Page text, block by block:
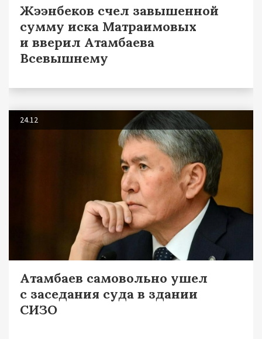
Жээнбеков счел завышенной
сумму иска Матраимовых
и вверил Атамбаева
Всевышнему
24.12
Атамбаев самовольно ушел
с заседания суда в здании
СИЗО